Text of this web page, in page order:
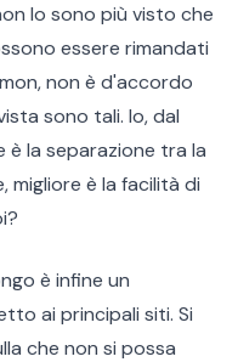
lo sono più visto che
essere rimandati
non è d'accordo
sono tali. Io, dal
è la separazione tra la
migliore è la facilità di
è infine un
ai principali siti. Si
che non si possa